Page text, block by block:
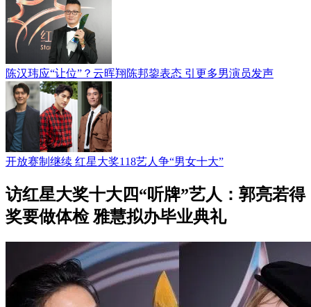
陈汉玮应“让位”？云晖翔陈邦鋆表态 引更多男演员发声
开放赛制继续 红星大奖118艺人争“男女十大”
访红星大奖十大四“听牌”艺人：郭亮若得
奖要做体检 雅慧拟办毕业典礼